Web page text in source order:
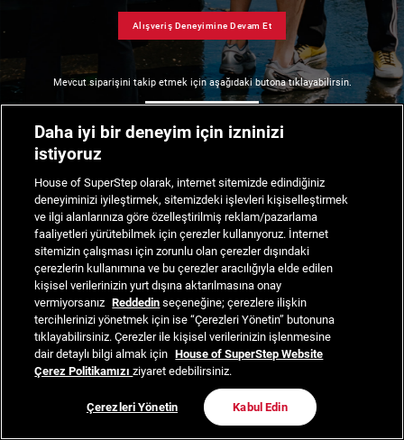
Alışveriş Deneyimine Devam Et
Mevcut siparişini takip etmek için aşağıdaki butona tıklayabilirsin.
Daha iyi bir deneyim için izninizi
istiyoruz
House of SuperStep olarak, internet sitemizde edindiğiniz
deneyiminizi iyileştirmek, sitemizdeki işlevleri kişiselleştirmek
ve ilgi alanlarınıza göre özelleştirilmiş reklam/pazarlama
faaliyetleri yürütebilmek için çerezler kullanıyoruz. İnternet
sitemizin çalışması için zorunlu olan çerezler dışındaki
çerezlerin kullanımına ve bu çerezler aracılığıyla elde edilen
kişisel verilerinizin yurt dışına aktarılmasına onay
vermiyorsanız Reddedin seçeneğine; çerezlere ilişkin
tercihlerinizi yönetmek için ise “Çerezleri Yönetin” butonuna
tıklayabilirsiniz. Çerezler ile kişisel verilerinizin işlenmesine
dair detaylı bilgi almak için House of SuperStep Website
Çerez Politikamızıziyaret edebilirsiniz.
Çerezleri Yönetin Kabul Edin